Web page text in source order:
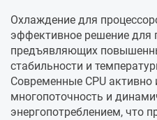
Охлаждение для
эффективное решение для
предъявляющих
стабильности и
Современные CPU активно
многопоточность и
энергопотреблением, что